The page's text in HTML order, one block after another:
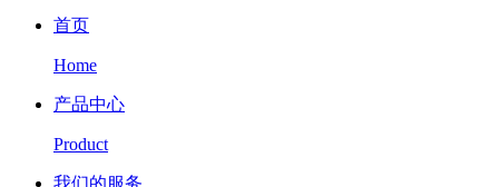
首页
Home
产品中心
Product